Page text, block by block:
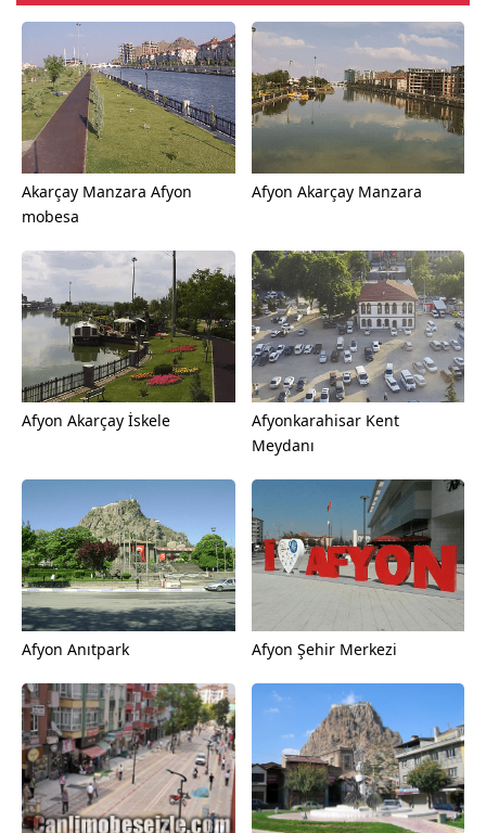
Akarçay Manzara Afyon
mobesa
Afyon Akarçay Manzara
Afyon Akarçay İskele
Afyonkarahisar Kent
Meydanı
Afyon Anıtpark Afyon Şehir Merkezi